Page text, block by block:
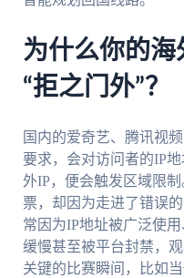
为什么你的海
“拒之门外”？
国内的爱奇艺、腾讯视
要求，会对访问者的IP
外IP，便会触发区域限
票，却因为走进了错误
常因为IP地址被广泛使
缓慢甚至被平台封禁，
关键的比赛瞬间，比如